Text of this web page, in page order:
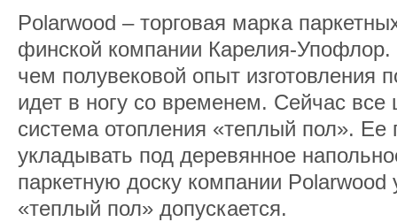
Polarwood – торговая марка
финской компании Карелия-
чем полувековой опыт изготовления
идет в ногу со временем. Сейчас все
система отопления «теплый пол». Ее
укладывать под деревянное
паркетную доску компании Polarwood
«теплый пол» допускается.